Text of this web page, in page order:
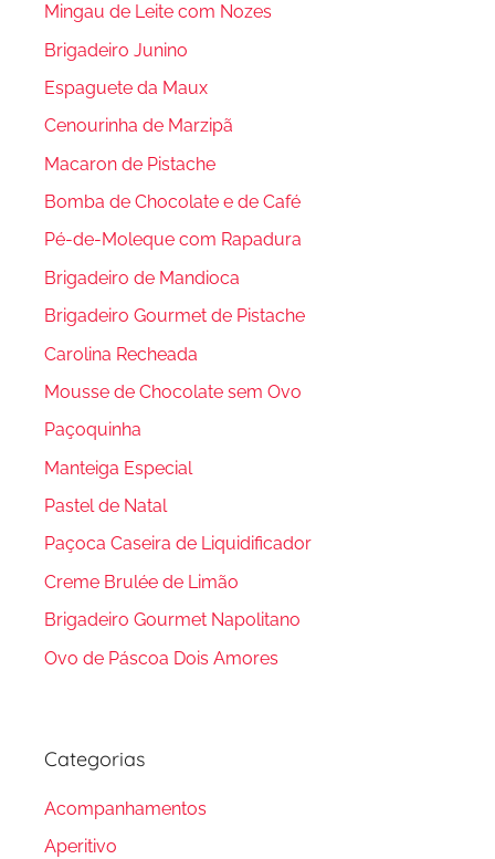
Mingau de Leite com Nozes
Brigadeiro Junino
Espaguete da Maux
Cenourinha de Marzipã
Macaron de Pistache
Bomba de Chocolate e de Café
Pé-de-Moleque com Rapadura
Brigadeiro de Mandioca
Brigadeiro Gourmet de Pistache
Carolina Recheada
Mousse de Chocolate sem Ovo
Paçoquinha
Manteiga Especial
Pastel de Natal
Paçoca Caseira de Liquidificador
Creme Brulée de Limão
Brigadeiro Gourmet Napolitano
Ovo de Páscoa Dois Amores
Categorias
Acompanhamentos
Aperitivo